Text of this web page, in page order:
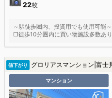
22枚
～駅徒歩圏内、投資用でも使用可能
□徒歩10分圏内に買い物施設多数あ
値下がり グロリアスマンション|富士
マンション